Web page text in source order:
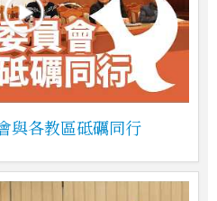
與各教區砥礪同行